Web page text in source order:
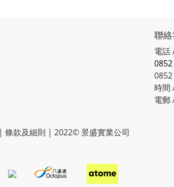
聯
電話
時間
電郵
條款及細則 | 2022© 景盛實業公司